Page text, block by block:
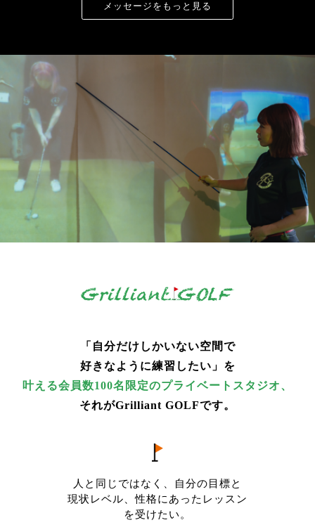
メッセージをもっと見る
「自分だけしかいない空間で
好きなように練習したい」を
叶える会員数100名限定のプライベートスタジオ、
それがGrilliant GOLFです。
人と同じではなく、自分の目標と
現状レベル、性格にあったレッスン
を受けたい。